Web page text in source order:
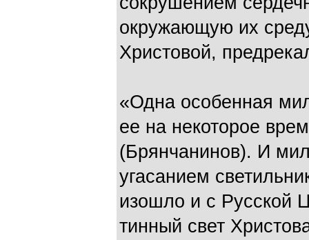
окружающую их
Христовой,
«Одна особенная
ее на некоторое
(Брянчанинов). И
угасанием
изошло и с Русской
тинный свет